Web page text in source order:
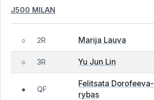
J500 MILAN
○ 2R Marija Lauva
○ 3R Yu Jun Lin
● QF
Felitsata Dorofeeva-
rybas